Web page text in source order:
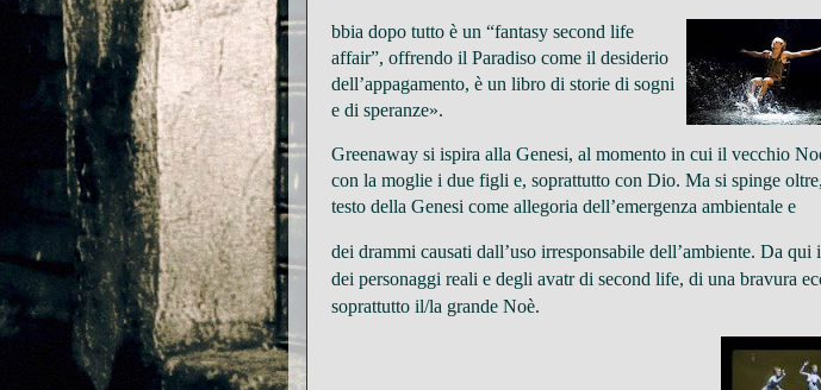
bbia dopo tutto è un “fantasy second life
affair”, offrendo il Paradiso come il desiderio
dell’appagamento, è un libro di storie di sogni
e di speranze».
Greenaway si ispira alla Genesi, al momento in cui il vecchio
con la moglie i due figli e, soprattutto con Dio. Ma si spinge
testo della Genesi come allegoria dell’emergenza ambientale e
dei drammi causati dall’uso irresponsabile dell’ambiente. Da qui
dei personaggi reali e degli avatr di second life, di una bravura
soprattutto il/la grande Noè.